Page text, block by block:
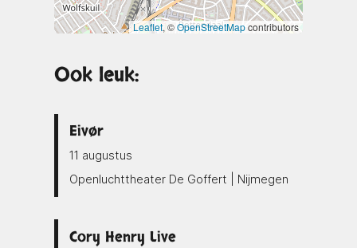
Leaflet, ©OpenStreetMapcontributors
Ook leuk:
Eivør
11 augustus
Openluchttheater De Goffert | Nijmegen
Cory Henry Live